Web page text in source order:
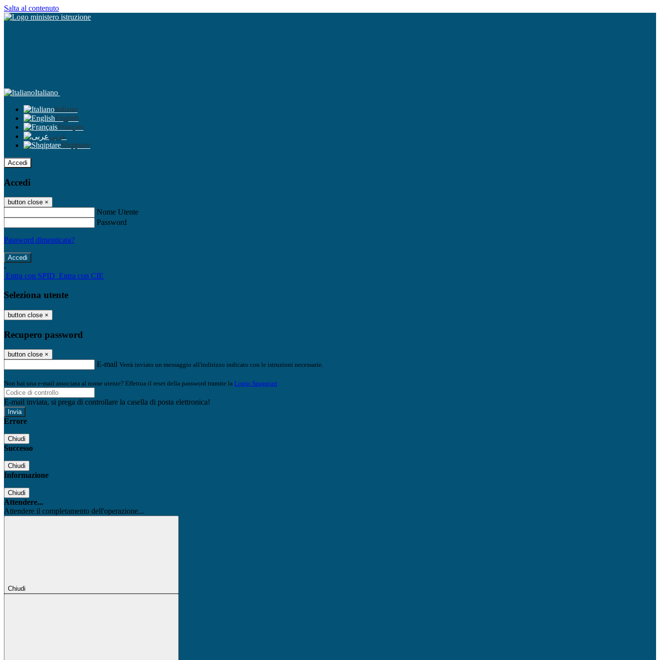
Salta al contenuto
Italiano
Italiano
English
Français
عربى
Shqiptare
Accedi
Accedi
button close ×
Nome Utente
Password
Password dimenticata?
-
Entra con SPID Entra con CIE
Seleziona utente
button close ×
Recupero password
button close ×
E-mail Verrà inviato un messaggio all'indirizzo indicato con le istruzioni necessarie.
Non hai una e-mail associata al nome utente? Effettua il reset della password tramite la Login Spaggiari
E-mail inviata, si prega di controllare la casella di posta elettronica!
Errore
Chiudi
Successo
Chiudi
Informazione
Chiudi
Attendere...
Attendere il completamento dell'operazione...
Chiudi